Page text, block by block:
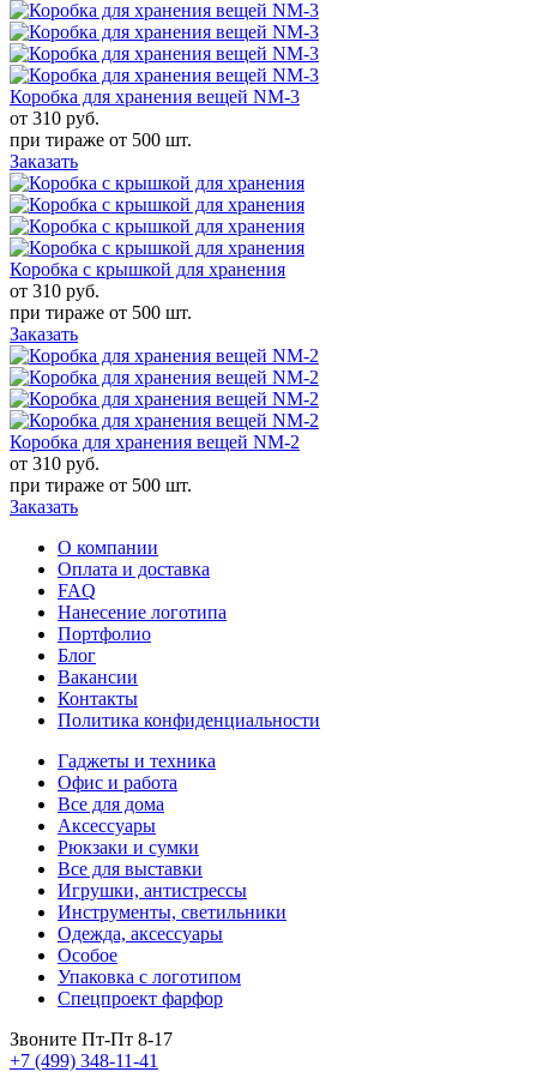
Коробка для хранения вещей NM-3
от 310 руб.
при тираже от 500 шт.
Заказать
Коробка с крышкой для хранения
от 310 руб.
при тираже от 500 шт.
Заказать
Коробка для хранения вещей NM-2
от 310 руб.
при тираже от 500 шт.
Заказать
О компании
Оплата и доставка
FAQ
Нанесение логотипа
Портфолио
Блог
Вакансии
Контакты
Политика конфиденциальности
Гаджеты и техника
Офис и работа
Все для дома
Аксессуары
Рюкзаки и сумки
Все для выставки
Игрушки, антистрессы
Инструменты, светильники
Одежда, аксессуары
Особое
Упаковка с логотипом
Спецпроект фарфор
Звоните Пт-Пт 8-17
+7 (499) 348-11-41